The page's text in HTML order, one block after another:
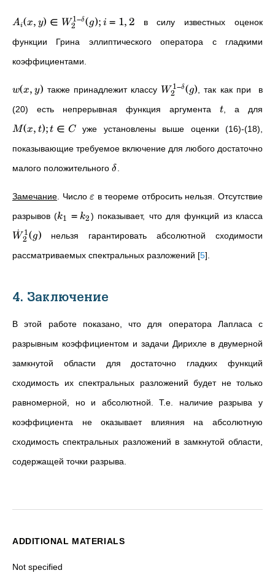
Ai(x, y) ∈ W2
1−δ(g); i = 1,2в силу известных оценок
функции Грина эллиптического оператора с гладкими
коэффициентами.
w(x, y) также принадлежит классу W2
1−δ (g), так как при
в
(20) есть непрерывная функция аргумента t, а для
M(x, t); t ∈ C уже установлены выше оценки (16)-(18),
показывающие требуемое включение для любого достаточно
малого положительного δ.
Замечание. Числоε в теореме отбросить нельзя. Отсутствие
разрывов (k1 = k2) показывает, что для функций из класса
W
˙ 2
1(g) нельзя гарантировать абсолютной сходимости
рассматриваемых спектральных разложений [5].
4. Заключение
В этой работе показано, что для оператора Лапласа с
разрывным коэффициентом и задачи Дирихле в двумерной
замкнутой области для достаточно гладких функций
сходимость их спектральных разложений будет не только
равномерной, но и абсолютной. Т.е. наличие разрыва у
коэффициента не оказывает влияния на абсолютную
сходимость спектральных разложений в замкнутой области,
содержащей точки разрыва.
ADDITIONAL MATERIALS
Not specified